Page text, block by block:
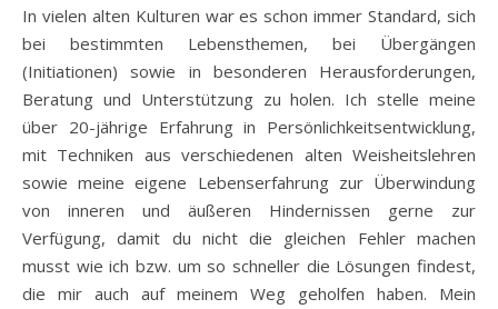
In vielen alten Kulturen war es schon immer Standard, sich
bei bestimmten Lebensthemen, bei Übergängen
(Initiationen) sowie in besonderen Herausforderungen,
Beratung und Unterstützung zu holen. Ich stelle meine
über 20-jährige Erfahrung in Persönlichkeitsentwicklung,
mit Techniken aus verschiedenen alten Weisheitslehren
sowie meine eigene Lebenserfahrung zur Überwindung
von inneren und äußeren Hindernissen gerne zur
Verfügung, damit du nicht die gleichen Fehler machen
musst wie ich bzw. um so schneller die Lösungen findest,
die mir auch auf meinem Weg geholfen haben. Mein